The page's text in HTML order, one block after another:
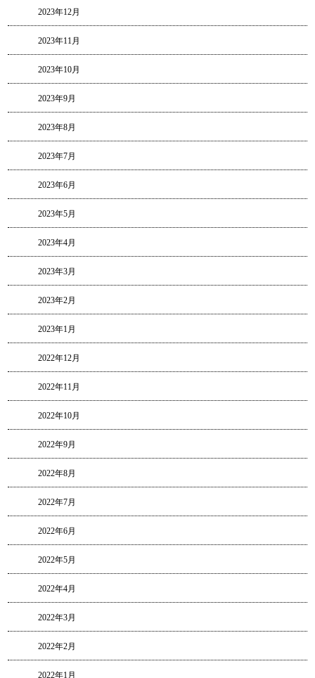
2023年12月
2023年11月
2023年10月
2023年9月
2023年8月
2023年7月
2023年6月
2023年5月
2023年4月
2023年3月
2023年2月
2023年1月
2022年12月
2022年11月
2022年10月
2022年9月
2022年8月
2022年7月
2022年6月
2022年5月
2022年4月
2022年3月
2022年2月
2022年1月